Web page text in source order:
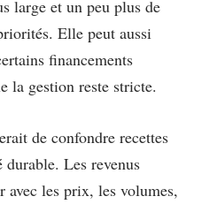
large et un peu plus de
Elle peut aussi
financements
la gestion reste stricte.
de confondre recettes
Les revenus
avec les prix, les volumes,